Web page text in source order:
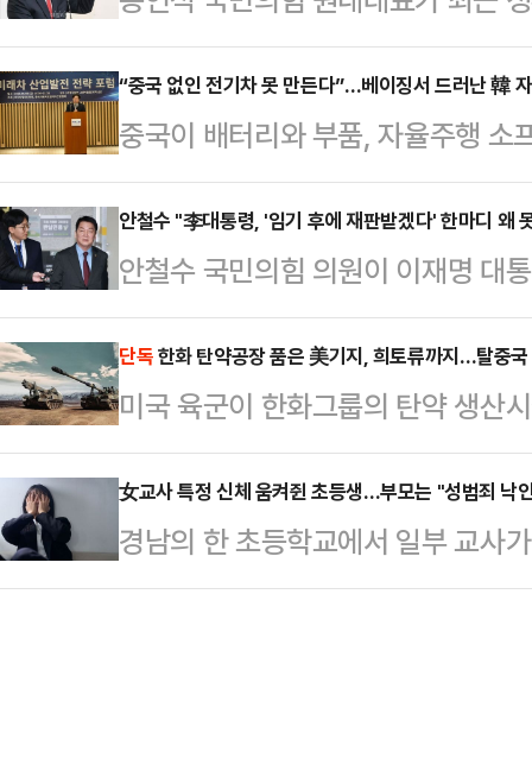
집으며 "더불어민주당은 그 이름을
언석 원내대표는 8일 국회에서 열
국무회의 자리에서 '비읍시옷(ㅂㅅ
놓고 여당 (정청래) 대표는 어린아
발언을 늘어놓기 바쁘다"라고 비판
서 개최된 제20차 국무회의 겸 제7
문제를 거론하며 "이런…
“중국 없인 전기차 못 만든다”…베이징서 드러난 韓
중국이 배터리와 부품, 자율주행 소
하면서 글로벌 완성차 업체들이 중
습이 뚜렷해지고 있다. 업계에서는
국내 자동차 산업의 생산기반 약화
있다는 우려가 나온다.한국모빌리
8일 서울 서초구 자동차회관에서 ‘
중심으로 재편되는 전기·자율주행
방안을 논의했다.정구민 한국모빌…
안철수 "李대통령, '임기 후에 재판받겠다' 한마디 왜
안철수 국민의힘 의원이 이재명 대
특검법안(공소취소 특검법안)에 대
사한 것과 관련해 "법안의 내용은
판했다.안철수 의원은 8일 자신의
니다. 시기와 절차만 숙의되면 공소
목의 글을 게재했다. 안 의원은 "이
한마디를 왜 못하는 것이냐"며 "무
될 일 아니겠느냐…
단독한화 탄약공장 품은 美기지, 희토류까지…탈중
미국 육군이 한화그룹의 탄약 생산
널(Pine Bluff Arsenal) 부지에 희
중국산 원자재 의존도를 낮추려는
기업의 거점을 축으로 구체화되는
군이 파인블러프 아스널에 희토류
女교사 특정 신체 움켜쥔 초등생…부모는 "성범죄 낙
경남의 한 초등학교에서 일부 교사
고 등으로 정신과 치료를 받거나 퇴